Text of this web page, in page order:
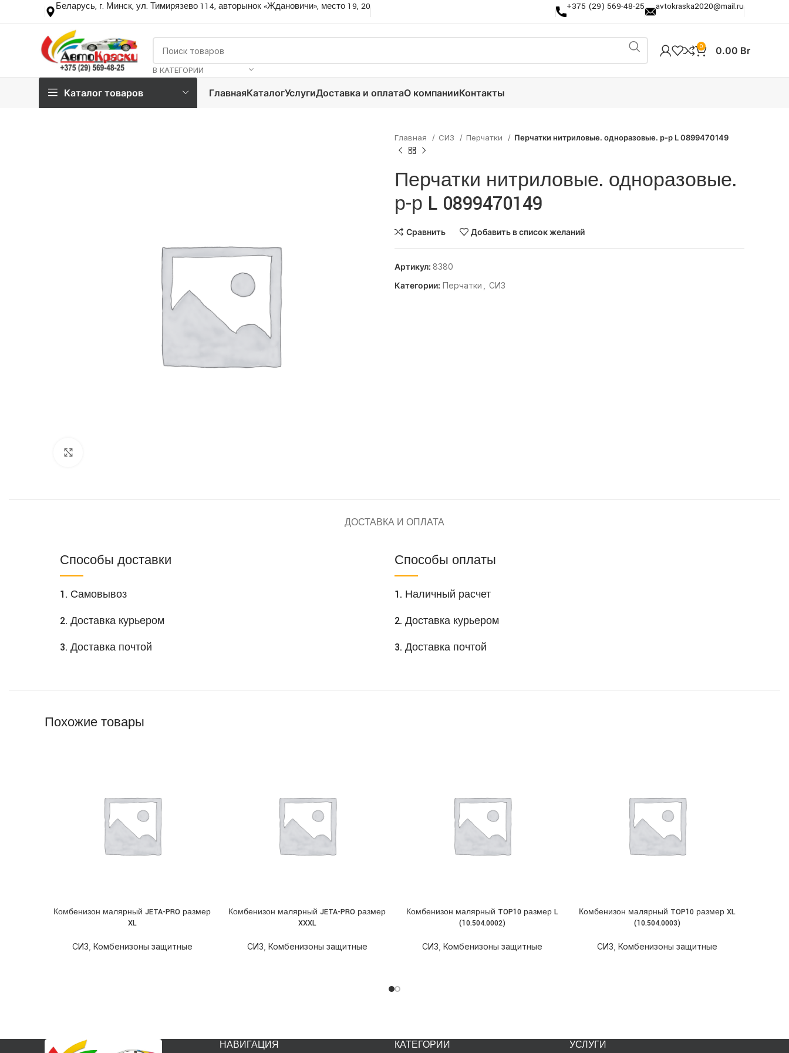
Беларусь, г. Минск, ул. Тимирязево 114, авторынок «Ждановичи», место 19, 20 +375 (29) 569-48-25 avtokraska2020@mail.ru
В КАТЕГОРИИ
0 0.00 Br
Каталог товаров ГлавнаяКаталогУслугиДоставка и оплатаО компанииКонтакты
Главная СИЗ Перчатки Перчатки нитриловые. одноразовые. р-р L 0899470149
Перчатки нитриловые. одноразовые.
р-р L 0899470149
Сравнить Добавить в список желаний
Артикул: 8380
Категории: Перчатки СИЗ
ДОСТАВКА И ОПЛАТА
Способы доставки
1. Самовывоз
2. Доставка курьером
3. Доставка почтой
Способы оплаты
1. Наличный расчет
2. Доставка курьером
3. Доставка почтой
Похожие товары
ПОДРОБНЕЕ
Комбенизон малярный JETA-PRO размер
XL
СИЗ Комбенизоны защитные
ПОДРОБНЕЕ
Комбенизон малярный JETA-PRO размер
XXXL
СИЗ Комбенизоны защитные
ПОДРОБНЕЕ
Комбенизон малярный TOP10 размер L
(10.504.0002)
СИЗ Комбенизоны защитные
ПОДРОБНЕЕ
Комбенизон малярный TOP10 размер XL
(10.504.0003)
СИЗ Комбенизоны защитные
НАВИГАЦИЯ КАТЕГОРИИ УСЛУГИ